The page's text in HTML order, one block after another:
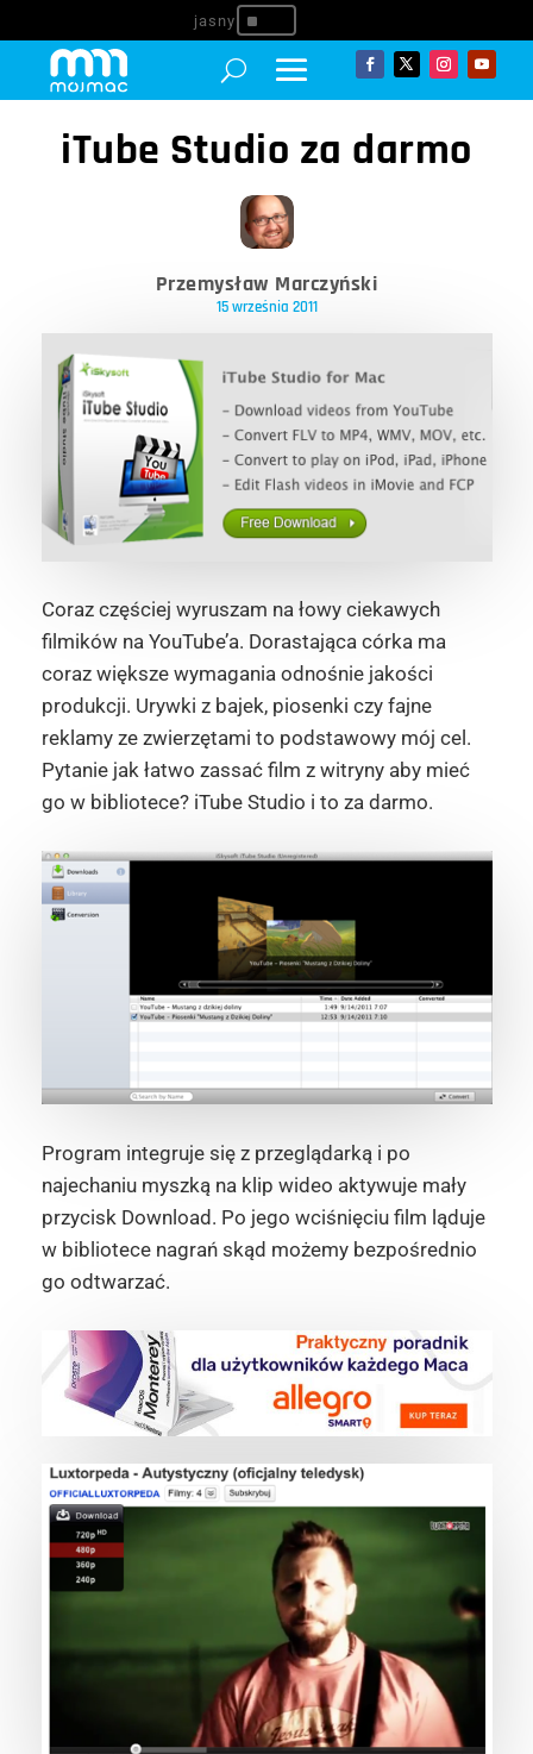
^
iTube Studio za darmo
Przemysław Marczyński
15 września 2011
Coraz częściej wyruszam na łowy ciekawych
filmików na YouTube’a. Dorastająca córka ma
coraz większe wymagania odnośnie jakości
produkcji. Urywki z bajek, piosenki czy fajne
reklamy ze zwierzętami to podstawowy mój cel.
Pytanie jak łatwo zassać film z witryny aby mieć
go w bibliotece? iTube Studio i to za darmo.
Program integruje się z przeglądarką i po
najechaniu myszką na klip wideo aktywuje mały
przycisk Download. Po jego wciśnięciu film ląduje
w bibliotece nagrań skąd możemy bezpośrednio
go odtwarzać.